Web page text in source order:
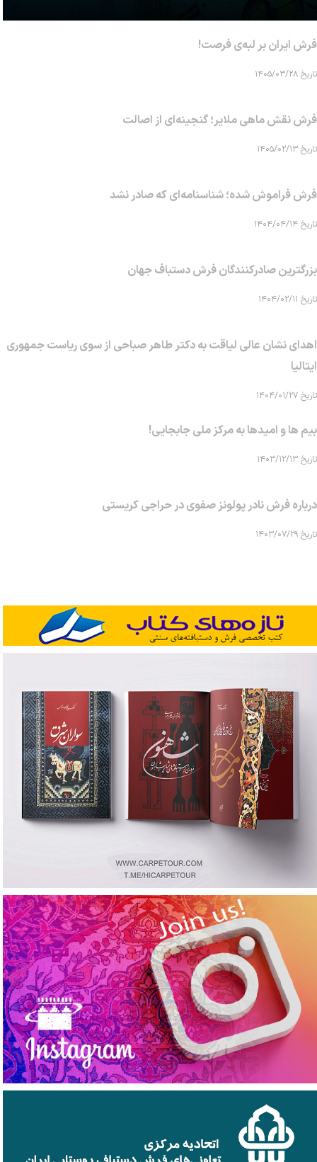
فرش ایران بر لبه‌ی فرصت!
تاریخ ۱۴۰۵/۰۳/۲۸
فرش نقش ماهی‌ ملایر؛ گنجینه‌ای از اصالت
تاریخ ۱۴۰۵/۰۲/۱۳
فرش فراموش شده؛ شناسنامه‌ای که صادر نشد
تاریخ ۱۴۰۴/۰۴/۱۴
بزرگترین صادرکنندگان فرش دستباف جهان
تاریخ ۱۴۰۴/۰۲/۱۱
اهدای نشان عالی لیاقت به دکتر طاهر صباحی از سوی ریاست جمهوری
ایتالیا
تاریخ ۱۴۰۴/۰۱/۲۷
بیم ها و امیدها به مرکز ملی جابجایی!
تاریخ ۱۴۰۳/۱۲/۱۳
درباره فرش نادر پولونز صفوی در حراجی کریستی
تاریخ ۱۴۰۳/۰۷/۲۹